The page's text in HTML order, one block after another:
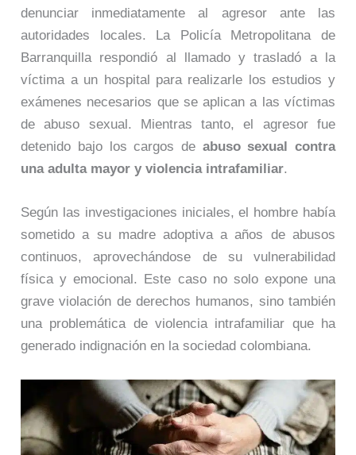
denunciar inmediatamente al agresor ante las
autoridades locales. La Policía Metropolitana de
Barranquilla respondió al llamado y trasladó a la
víctima a un hospital para realizarle los estudios y
exámenes necesarios que se aplican a las víctimas
de abuso sexual. Mientras tanto, el agresor fue
detenido bajo los cargos de abuso sexual contra
una adulta mayor y violencia intrafamiliar.
Según las investigaciones iniciales, el hombre había
sometido a su madre adoptiva a años de abusos
continuos, aprovechándose de su vulnerabilidad
física y emocional. Este caso no solo expone una
grave violación de derechos humanos, sino también
una problemática de violencia intrafamiliar que ha
generado indignación en la sociedad colombiana.